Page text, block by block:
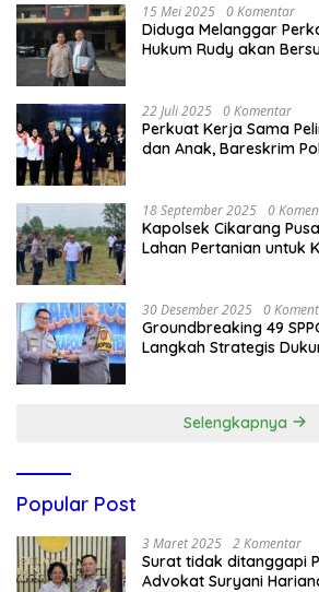
15 Mei 2025 0 Komentar
Diduga Melanggar
Hukum Rudy akan
22 Juli 2025 0 Komentar
Perkuat Kerja Sama
dan Anak, Bareskrim
18 September 2025 0
Kapolsek Cikarang
Lahan Pertanian untuk
30 Desember 2025 0
Groundbreaking 49
Langkah Strategis
Selengkapnya
Popular Post
3 Maret 2025 2 Komentar
Surat tidak ditanggapi
Advokat Suryani